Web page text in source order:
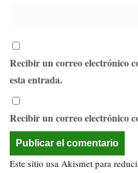
Recibir un correo electrónico
esta entrada.
Recibir un correo electrónico
Este sitio usa Akismet para